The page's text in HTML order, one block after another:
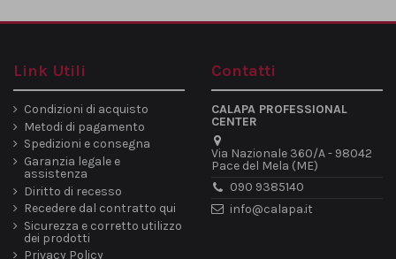
Link Utili
Condizioni di acquisto
Metodi di pagamento
Spedizioni e consegna
Garanzia legale e
assistenza
Diritto di recesso
Recedere dal contratto qui
Sicurezza e corretto utilizzo
dei prodotti
Privacy Policy
Contatti
CALAPA PROFESSIONAL
CENTER
Via Nazionale 360/A - 98042
Pace del Mela (ME)
090 9385140
info@calapa.it